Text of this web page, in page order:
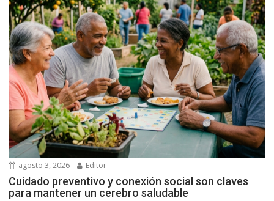
agosto 3, 2026 Editor
Cuidado preventivo y conexión social son claves
para mantener un cerebro saludable